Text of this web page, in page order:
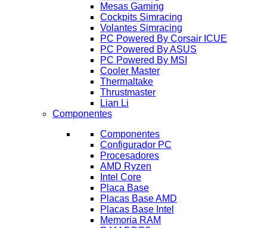
Mesas Gaming
Cockpits Simracing
Volantes Simracing
PC Powered By Corsair ICUE
PC Powered By ASUS
PC Powered By MSI
Cooler Master
Thermaltake
Thrustmaster
Lian Li
Componentes
Componentes
Configurador PC
Procesadores
AMD Ryzen
Intel Core
Placa Base
Placas Base AMD
Placas Base Intel
Memoria RAM